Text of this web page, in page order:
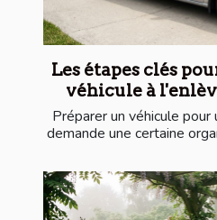
Les étapes clés
véhicule à
Préparer un véhicule
demande une certaine